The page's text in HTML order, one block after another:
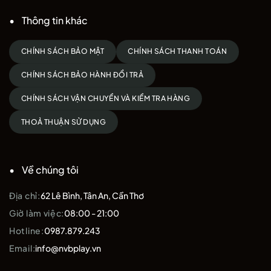
Thông tin khác
CHÍNH SÁCH BẢO MẬT CHÍNH SÁCH THANH TOÁN
CHÍNH SÁCH BẢO HÀNH ĐỔI TRẢ
CHÍNH SÁCH VẬN CHUYỂN VÀ KIỂM TRA HÀNG
THOẢ THUẬN SỬ DỤNG
Về chúng tôi
Địa chỉ:62 Lê Bình, Tân An, Cần Thơ
Giờ làm việc:08:00 - 21:00
Hotline:0987.879.243
Email:info@nvbplay.vn